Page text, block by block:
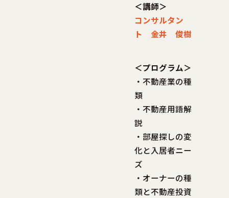
＜講師＞
コンサルタン
ト 金井 俊樹
＜プログラム＞
・不動産業の種
類
・不動産用語解
説
・部屋探しの変
化と入居者ニー
ズ
・オーナーの種
類と不動産投資